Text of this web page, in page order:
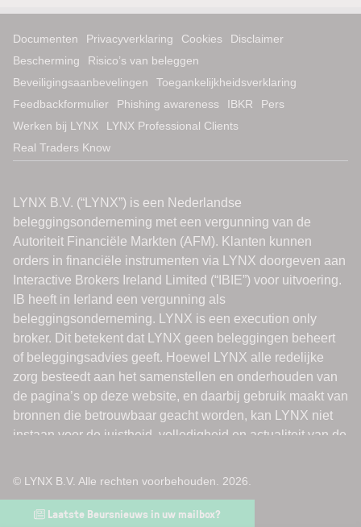
Documenten Privacyverklaring Cookies
Disclaimer
Bescherming
Risico’s van beleggen
Beveiligingsaanbevelingen
Toegankelijkheidsverklaring
Feedbackformulier
Phishing awareness IBKR
Pers
Werken bij LYNX
LYNX Professional Clients
Real Traders Know
© LYNX B.V. Alle rechten voorbehouden. 2026.
Laatste Beursnieuws in uw mailbox?